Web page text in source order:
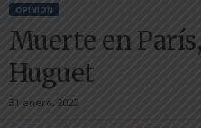
OPINIÓN
Muerte en
Huguet
31 enero, 2022